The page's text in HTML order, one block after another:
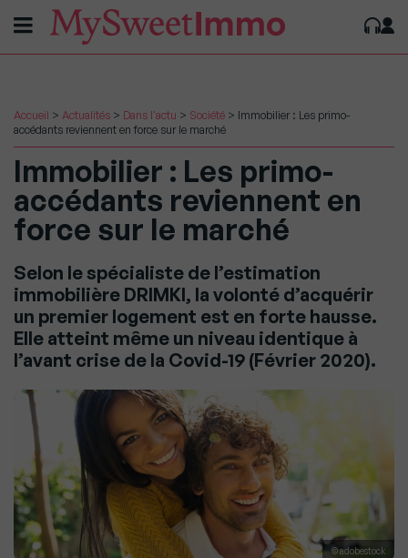
Accueil > Actualités > Dans l'actu > Société > Immobilier : Les primo-
accédants reviennent en force sur le marché
Immobilier : Les primo-
accédants reviennent en
force sur le marché
Selon le spécialiste de l’estimation
immobilière DRIMKI, la volonté d’acquérir
un premier logement est en forte hausse.
Elle atteint même un niveau identique à
l’avant crise de la Covid-19 (Février 2020).
© adobestock